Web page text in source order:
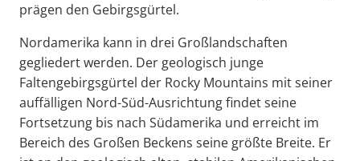
prägen den Gebirgsgürtel.
Nordamerika kann in drei Großlandschaften
gegliedert werden. Der geologisch junge
Faltengebirgsgürtel der Rocky Mountains mit seiner
auffälligen Nord-Süd-Ausrichtung findet seine
Fortsetzung bis nach Südamerika und erreicht im
Bereich des Großen Beckens seine größte Breite. Er